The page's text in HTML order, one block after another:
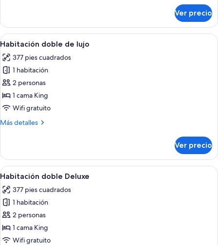
doble
superior
Ver precio
Abrir
todas
las
fotos
de
Habitación
doble
lujo
Un jacuzzi con terraza de madera,
9
Habitación doble de lujo
377 pies cuadrados
1 habitación
2 personas
1 cama King
Wifi gratuito
Más detalles
Más
doble
de
lujo
Ver precio
Abrir
todas
las
fotos
de
Habitación
doble
Una habitación de hotel moderna
7
Habitación doble Deluxe
377 pies cuadrados
1 habitación
2 personas
1 cama King
Wifi gratuito